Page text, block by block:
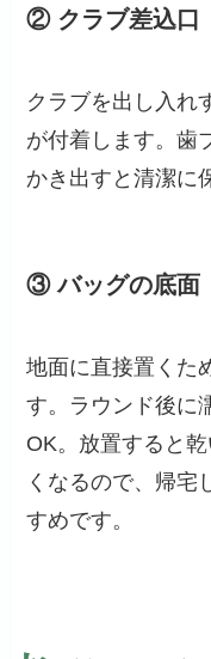
② クラブ差込口
クラブを出し入れ
が付着します。歯
かき出すと清潔に
③ バッグの底面
地面に直接置くた
す。ラウンド後に
OK。放置すると
くなるので、帰宅
すめです。